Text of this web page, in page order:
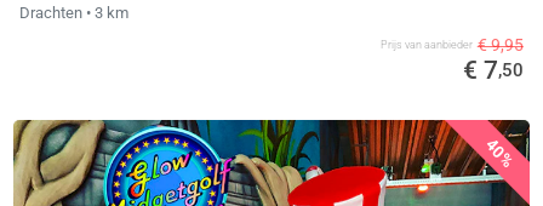
Drachten • 3 km
Prijs van aanbieder € 9,95
€ 7,50
40%